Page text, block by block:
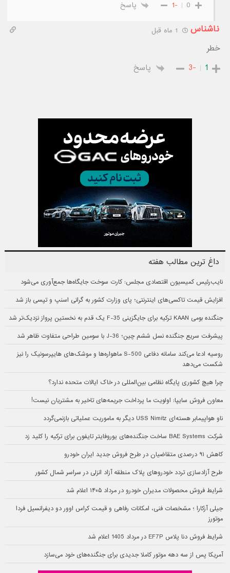
0
-1 پاسخ
ناشناس
خطر
1
-3 پاسخ
داغ ترین مطالب هفته
نایب‌رئیس کمیسیون اقتصادی مجلس: کارت سوخت جایگاه‌ها جمع‌آوری می‌شود
افزایش قیمت تاکسی‌های اینترنتی؛ پای وزارت کشور به گرانی اسنپ و تپسی باز شد
جنگنده بومی KAAN ترکیه برای جایگزینی F-35 یک قدم به نخستین پرواز نزدیک‌تر شد
پیشرفت سریع جنگنده نسل ششم چین؛ J-36 با سومین طراحی متفاوت ظاهر شد
روسیه ادعا می‌کند سامانه دفاعی S-500 ماهواره‌ها و موشک‌های هایپرسونیک را نیز
شکست می‌دهد
چرا هیچ کشوری پایگاه نظامی بین‌المللی در خاک ایالات متحده ندارد؟
معاون فروش سایپا: اولویت ما پرداخت جریمه‌های تاخیر به مشتریان نیست!
ناو هواپیمابر هسته‌ای USS Nimitz دیگر به ماموریت عملیاتی بازنمی‌گردد
شرکت BAE Systems ساخت جنگنده‌های یوروفایتر تایفون برای ترکیه را کلید زد
کاهش ۹۱ درصدی متقاضیان در طرح فروش جدید ایران خودرو
طرح آزادسازی تردد خودروهای پلاک منطقه آزاد انزلی در سراسر شمال کشور
شرایط فروش محصولات مدیران خودرو در مرداد ۱۴۰۵ اعلام شد
جیلی آزکارا ؛ مشخصات فنی، امکانات رفاهی و قیمت کراس اوور دو دیفرانسیل فردا
موتورز
شرایط فروش دنا پلاس EF7P در مرداد 1405 اعلام شد
آمریکا پس از سه دهه موتور کاملا جدیدی برای جنگنده‌های خود می‌سازد